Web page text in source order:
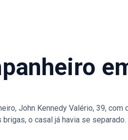
John Kennedy Valério, 39, com
o casal já havia se